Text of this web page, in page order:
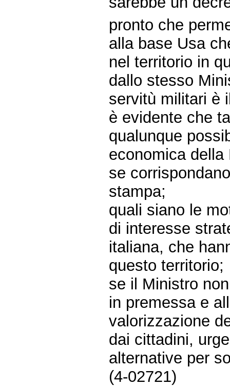
pronto che
alla base Usa
nel territorio in
dallo stesso
servitù militari è
è evidente che
qualunque
economica della
se
stampa;
quali siano le
di interesse
italiana, che
questo territorio;
se il Ministro
in premessa e
valorizzazione
dai cittadini,
alternative per
(4-02721)